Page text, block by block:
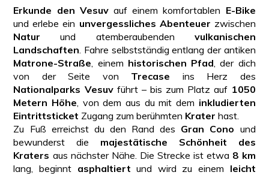
Erkunde den Vesuvauf einem komfortablen E-Bike
und erlebe ein unvergessliches Abenteuer zwischen
Natur und atemberaubenden vulkanischen
Landschaften . Fahre selbstständig entlang der antiken
Matrone-Straße , einem historischen Pfad , der dich
von der Seite von Trecase ins Herz des
Nationalparks Vesuvführt – bis zum Platz auf 1050
Metern Höhe , von dem aus du mit dem inkludierten
Eintrittsticket Zugang zum berühmten Krater hast.
Zu Fuß erreichst du den Rand des Gran Cono und
bewunderst die majestätische Schönheit des
Kraters aus nächster Nähe. Die Strecke ist etwa 8 km
lang, beginnt asphaltiert und wird zu einem leicht